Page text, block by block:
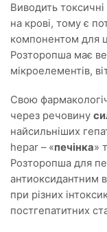
Виводить
на крові, тому є
компонентом для
Розторопша має
мікроелементів,
Свою
через речовину
найсильніших
hepar – «печінка»
Розторопша для
антиоксидантним
при різних
постгепатитних